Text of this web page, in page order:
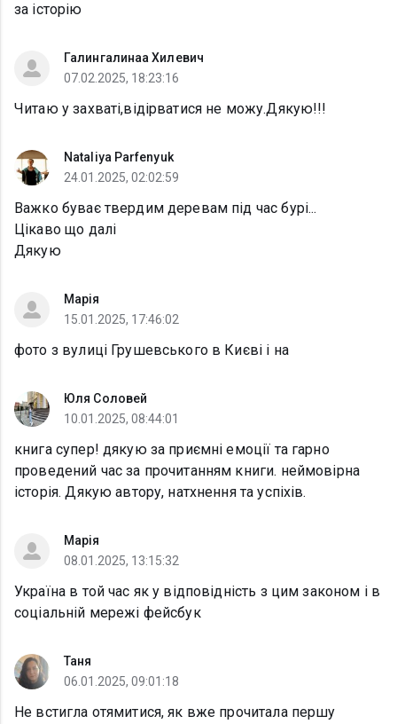
за історію
Галингалинаа Хилевич
07.02.2025, 18:23:16
Читаю у захваті,відірватися не можу.Дякую!!!
Nataliya Parfenyuk
24.01.2025, 02:02:59
Важко буває твердим деревам під час бурі...
Цікаво що далі
Дякую
Марія
15.01.2025, 17:46:02
фото з вулиці Грушевського в Києві і на
Юля Соловей
10.01.2025, 08:44:01
книга супер! дякую за приємні емоції та гарно
проведений час за прочитанням книги. неймовірна
історія. Дякую автору, натхнення та успіхів.
Марія
08.01.2025, 13:15:32
Україна в той час як у відповідність з цим законом і в
соціальній мережі фейсбук
Таня
06.01.2025, 09:01:18
Не встигла отямитися, як вже прочитала першу